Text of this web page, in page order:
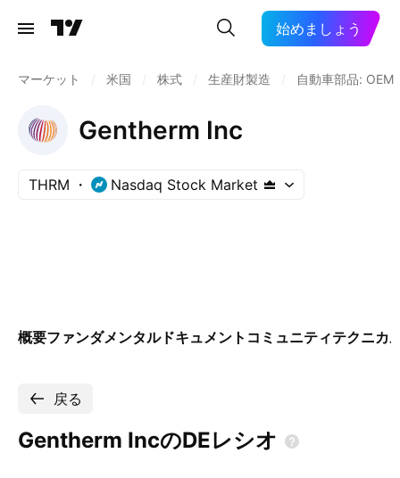
始めましょう
マーケット 米国 株式 生産財製造 自動車部品: OEM
Gentherm Inc
THRM Nasdaq Stock Market
概要ファンダメンタルドキュメント コミュニティテクニカ
戻る
Gentherm IncのDEレシオ